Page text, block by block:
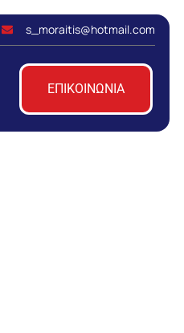
s_moraitis@hotmail.com
ΕΠΙΚΟΙΝΩΝΙΑ